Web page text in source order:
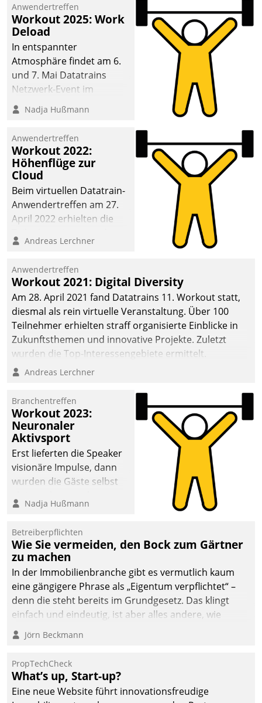
Anwendertreffen
Workout 2025: Work
Deload
In entspannter
Atmosphäre findet am 6.
und 7. Mai Datatrains
Netzwerk-Event im
Kunden- und Partnerkreis
statt. Zentrale Frage: Wie
Mammutprojekte
meistern und Workloads
wuppen – bei zunehmend
anspruchsvollen
Aufgaben und
abnehmendem
Nadja Hußmann
Anwendertreffen
Workout 2022:
Höhenflüge zur
Cloud
Beim virtuellen Datatrain-
Anwendertreffen am 27.
April 2022 erhielten die
Teilnehmer kurzweilige
Cloud-Strategien und -
Lösungen mit hohem
Zukunftspotenzial.
Andreas Lerchner
Anwendertreffen
Workout 2021: Digital Diversity
Am 28. April 2021 fand Datatrains 11. Workout statt,
diesmal als rein virtuelle Veranstaltung. Über 100
Teilnehmer erhielten straff organisierte Einblicke in
Zukunftsthemen und innovative Projekte. Zuletzt
wurden die Top-Interessengebiete ermittelt.
Andreas Lerchner
Branchentreffen
Workout 2023:
Neuronaler
Aktivsport
Erst lieferten die Speaker
visionäre Impulse, dann
wurden die Gäste selbst
methodisch
Quartier. Dazwischen
zeigte Datatrain, was es
Neues zu bieten hat.
Nadja Hußmann
Betreiberpflichten
Wie Sie vermeiden, den Bock zum Gärtner
zu machen
In der Immobilienbranche gibt es vermutlich kaum
eine gängigere Phrase als „Eigentum verpflichtet“ –
denn die steht bereits im Grundgesetz. Das klingt
einfach und eindeutig, ist aber alles andere, wie
Branchenbeschäftigte wissen. Denn mit der
Verantwortung folgen Verpflichtungen.
Jörn Beckmann
PropTechCheck
What’s up, Start-up?
Eine neue Website führt innovationsfreudige